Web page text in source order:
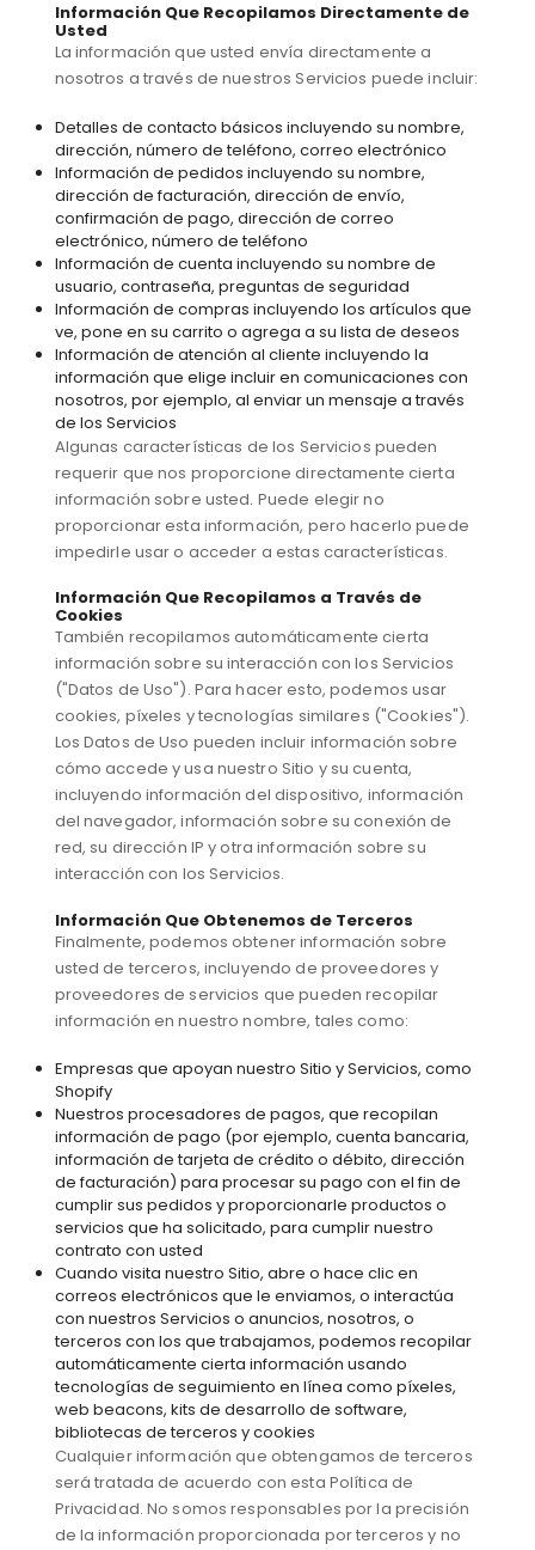
Información Que Recopilamos Directamente de
Usted
La información que usted envía directamente a
nosotros a través de nuestros Servicios puede incluir:
Detalles de contacto básicos incluyendo su nombre,
dirección, número de teléfono, correo electrónico
Información de pedidos incluyendo su nombre,
dirección de facturación, dirección de envío,
confirmación de pago, dirección de correo
electrónico, número de teléfono
Información de cuenta incluyendo su nombre de
usuario, contraseña, preguntas de seguridad
Información de compras incluyendo los artículos que
ve, pone en su carrito o agrega a su lista de deseos
Información de atención al cliente incluyendo la
información que elige incluir en comunicaciones con
nosotros, por ejemplo, al enviar un mensaje a través
de los Servicios
Algunas características de los Servicios pueden
requerir que nos proporcione directamente cierta
información sobre usted. Puede elegir no
proporcionar esta información, pero hacerlo puede
impedirle usar o acceder a estas características.
Información Que Recopilamos a Través de
Cookies
También recopilamos automáticamente cierta
información sobre su interacción con los Servicios
("Datos de Uso"). Para hacer esto, podemos usar
cookies, píxeles y tecnologías similares ("Cookies").
Los Datos de Uso pueden incluir información sobre
cómo accede y usa nuestro Sitio y su cuenta,
incluyendo información del dispositivo, información
del navegador, información sobre su conexión de
red, su dirección IP y otra información sobre su
interacción con los Servicios.
Información Que Obtenemos de Terceros
Finalmente, podemos obtener información sobre
usted de terceros, incluyendo de proveedores y
proveedores de servicios que pueden recopilar
información en nuestro nombre, tales como:
Empresas que apoyan nuestro Sitio y Servicios, como
Shopify
Nuestros procesadores de pagos, que recopilan
información de pago (por ejemplo, cuenta bancaria,
información de tarjeta de crédito o débito, dirección
de facturación) para procesar su pago con el fin de
cumplir sus pedidos y proporcionarle productos o
servicios que ha solicitado, para cumplir nuestro
contrato con usted
Cuando visita nuestro Sitio, abre o hace clic en
correos electrónicos que le enviamos, o interactúa
con nuestros Servicios o anuncios, nosotros, o
terceros con los que trabajamos, podemos recopilar
automáticamente cierta información usando
tecnologías de seguimiento en línea como píxeles,
web beacons, kits de desarrollo de software,
bibliotecas de terceros y cookies
Cualquier información que obtengamos de terceros
será tratada de acuerdo con esta Política de
Privacidad. No somos responsables por la precisión
de la información proporcionada por terceros y no